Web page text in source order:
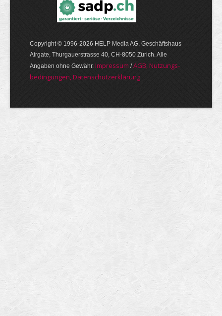
Copyright © 1996-2026 HELP Media AG, Geschäftshaus
Airgate, Thurgauer­strasse 40, CH-8050 Zürich. Alle
Angaben ohne Gewähr. Im­pres­sum /AGB, Nut­zungs­
bedin­gungen, Daten­schutz­er­klärung